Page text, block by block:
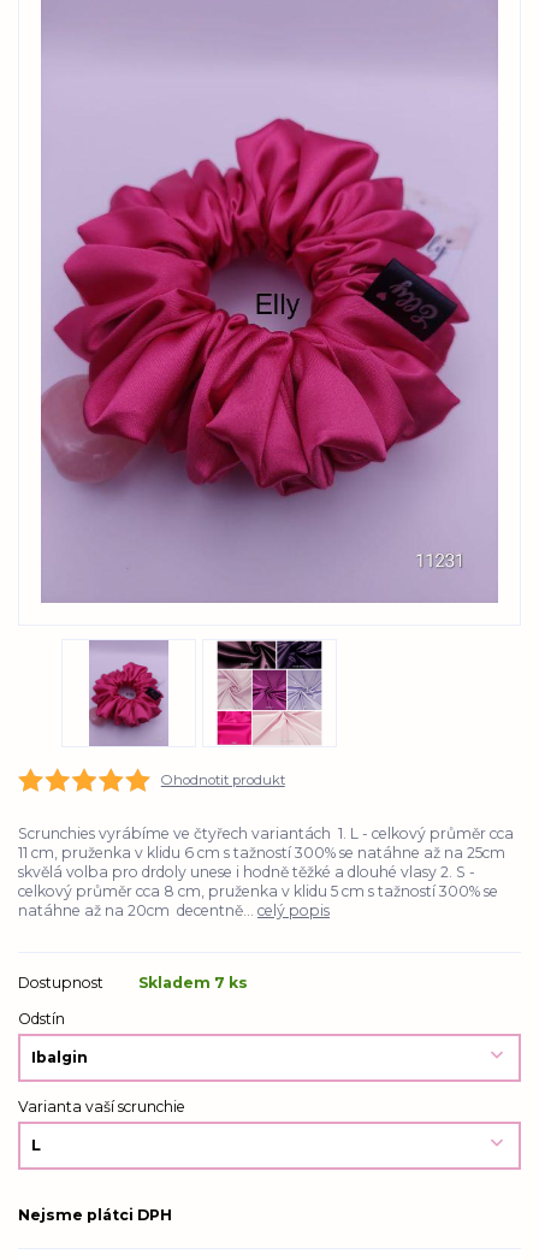
Ohodnotit produkt
Scrunchies vyrábíme ve čtyřech variantách 1. L - celkový průměr cca
11 cm, pruženka v klidu 6 cm s tažností 300% se natáhne až na 25cm
skvělá volba pro drdoly unese i hodně těžké a dlouhé vlasy 2. S -
celkový průměr cca 8 cm, pruženka v klidu 5 cm s tažností 300% se
natáhne až na 20cm decentně... celý popis
Dostupnost
Skladem 7 ks
Odstín
Varianta vaší scrunchie
Nejsme plátci DPH